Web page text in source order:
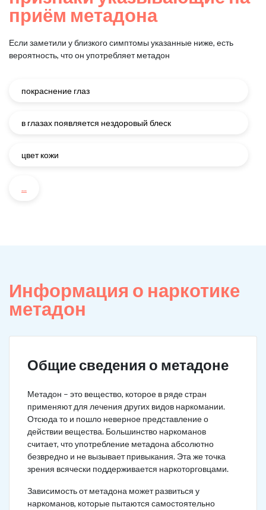
приём метадона
Если заметили у близкого симптомы указанные ниже, есть
вероятность, что он употребляет метадон
покраснение глаз
в глазах появляется нездоровый блеск
цвет кожи
...
Информация о наркотике
метадон
Общие сведения о метадоне
Метадон – это вещество, которое в ряде стран
применяют для лечения других видов наркомании.
Отсюда то и пошло неверное представление о
действии вещества. Большинство наркоманов
считает, что употребление метадона абсолютно
безвредно и не вызывает привыкания. Эта же точка
зрения всячески поддерживается наркоторговцами.
Зависимость от метадона может развиться у
наркоманов, которые пытаются самостоятельно